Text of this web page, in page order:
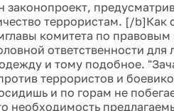
законопроект,
террористам. [/b]Как
комитета по
ответственности
и тому подобное.
террористов и
и по горам не
необходимость